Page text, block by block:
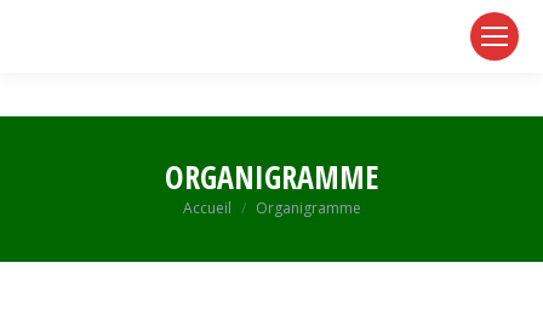
ORGANIGRAMME
Vous êtes ici :
Accueil Organigramme